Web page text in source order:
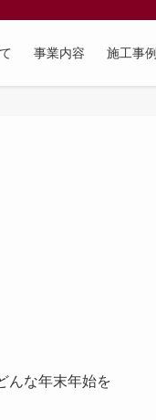
事業内容 施工事例
んな年末年始を